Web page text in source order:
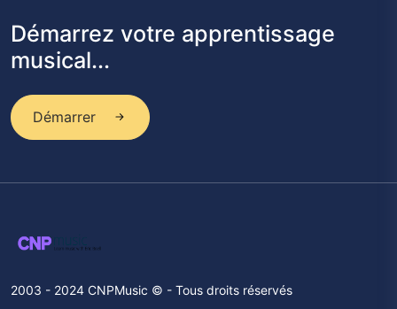
Démarrez votre apprentissage
musical...
Démarrer
2003 - 2024 CNPMusic © - Tous droits réservés